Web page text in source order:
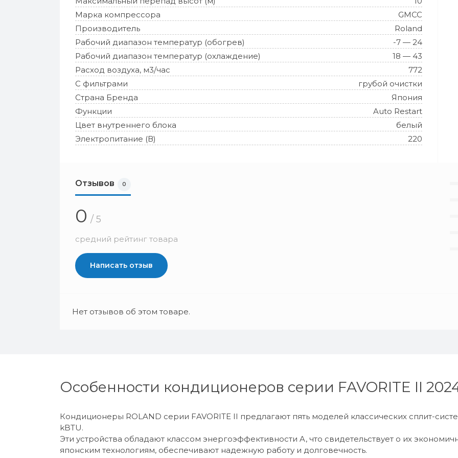
Марка компрессора
GMCC
Производитель
Roland
Рабочий диапазон температур (обогрев)
-7 — 24
Рабочий диапазон температур (охлаждение)
18 — 43
Расход воздуха, м3/час
772
С фильтрами
грубой очистки
Страна Бренда
Япония
Функции
Auto Restart
Цвет внутреннего блока
белый
Электропитание (В)
220
Отзывов 0
0 / 5
средний рейтинг товара
Написать отзыв
Нет отзывов об этом товаре.
Особенности кондиционеров серии FAVORITE II
Кондиционеры ROLAND серии FAVORITE II предлагают пять моделей классических сплит-
kBTU.
Эти устройства обладают классом энергоэффективности A, что свидетельствует о их
японским технологиям, обеспечивают надежную работу и долговечность.